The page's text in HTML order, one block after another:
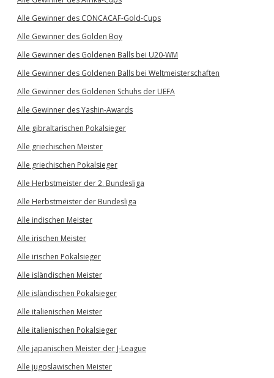
Alle Gewinner des CONCACAF-Gold-Cups
Alle Gewinner des Golden Boy
Alle Gewinner des Goldenen Balls bei U20-WM
Alle Gewinner des Goldenen Balls bei Weltmeisterschaften
Alle Gewinner des Goldenen Schuhs der UEFA
Alle Gewinner des Yashin-Awards
Alle gibraltarischen Pokalsieger
Alle griechischen Meister
Alle griechischen Pokalsieger
Alle Herbstmeister der 2. Bundesliga
Alle Herbstmeister der Bundesliga
Alle indischen Meister
Alle irischen Meister
Alle irischen Pokalsieger
Alle isländischen Meister
Alle isländischen Pokalsieger
Alle italienischen Meister
Alle italienischen Pokalsieger
Alle japanischen Meister der J-League
Alle jugoslawischen Meister